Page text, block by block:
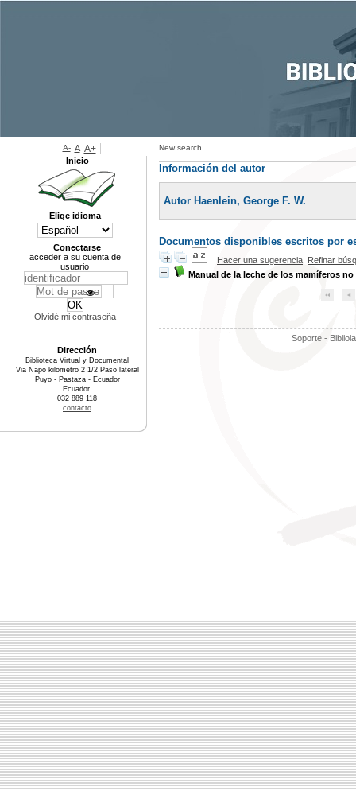
New search
Información del autor
Autor Haenlein, George F. W.
Documentos disponibles escritos por
Hacer una sugerencia Refinar
Manual de la leche de los mamíferos
Soporte -
A- A A+
Inicio
Elige idioma
Conectarse
acceder a su cuenta de
usuario
Olvidé mi contraseña
Dirección
Biblioteca Virtual y Documental
Via Napo kilometro 2 1/2 Paso lateral
Puyo - Pastaza - Ecuador
Ecuador
032 889 118
contacto